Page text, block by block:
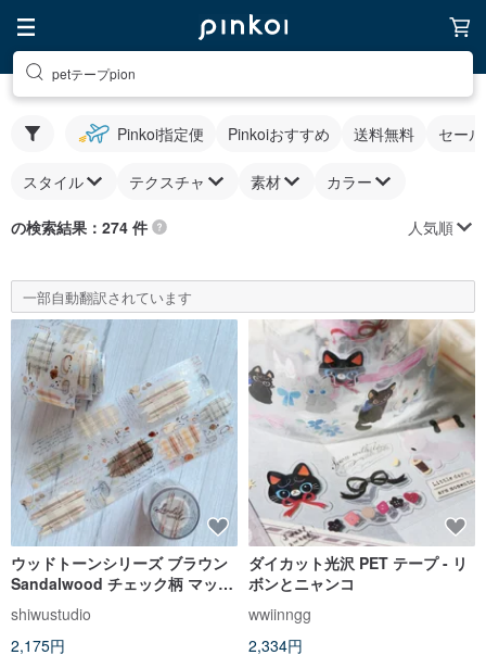
petテープpion
Pinkoi指定便 Pinkoiおすすめ 送料無料 セー
スタイル テクスチャ 素材 カラー
の検索結果：274 件 人気順
一部自動翻訳されています
ウッドトーンシリーズ ブラウン
Sandalwood チェック柄 マット
PETマスキングテープ
shiwustudio
2,175円
ダイカット光沢 PET テープ - リ
ボンとニャンコ
wwiinngg
2,334円